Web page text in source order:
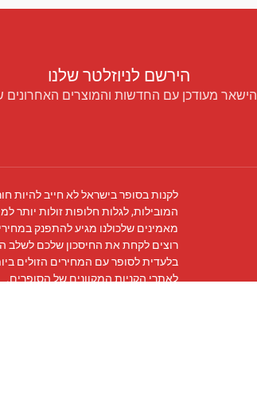
הירשם לניוזלטר שלנו
הישאר מעודכן עם החדשות והמוצרים האחרונים
לקנות בסופר בישראל לא חייב להיות
המובילות, לגלות חלופות זולות יותר
מאמינים שלכולנו מגיע להתפנק
רוצים לקחת את החיסכון שלכם לשלב
בלעדית לסופר עם המחירים הזולים
לאתרי הקניות המקוונים של הסופרים.